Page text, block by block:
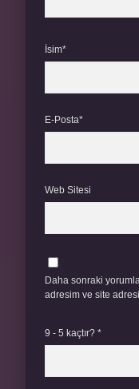
İsim*
E-Posta*
Web Sitesi
Daha sonraki
adresim ve site
9 - 5 kaçtır? *